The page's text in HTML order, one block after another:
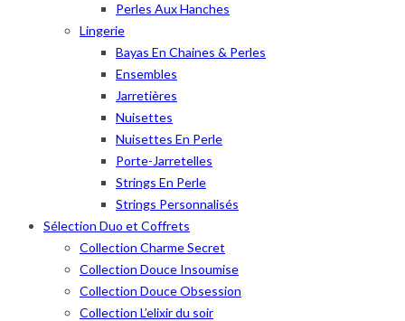
Perles Aux Hanches
Lingerie
Bayas En Chaines & Perles
Ensembles
Jarretières
Nuisettes
Nuisettes En Perle
Porte-Jarretelles
Strings En Perle
Strings Personnalisés
Sélection Duo et Coffrets
Collection Charme Secret
Collection Douce Insoumise
Collection Douce Obsession
Collection L’elixir du soir